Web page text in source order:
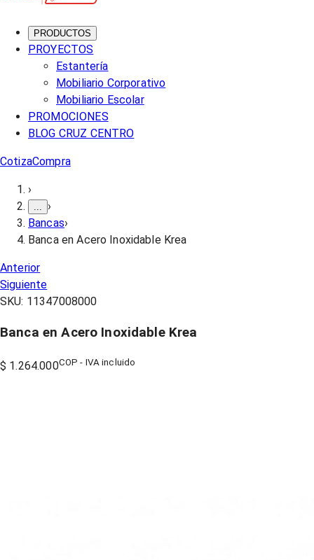
PRODUCTOS
PROYECTOS
Estantería
Mobiliario Corporativo
Mobiliario Escolar
PROMOCIONES
BLOG CRUZ CENTRO
CotizaCompra
›
›
Bancas›
Banca en Acero Inoxidable Krea
Anterior
Siguiente
SKU: 11347008000
Banca en Acero Inoxidable Krea
$ 1.264.000COP - IVA incluido